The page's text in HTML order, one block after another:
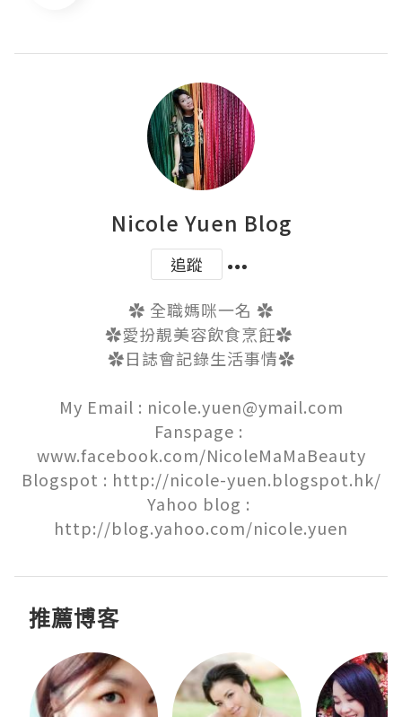
Nicole Yuen Blog
追蹤
✿ 全職媽咪一名 ✿
✿愛扮靚美容飲食烹飪✿
✿日誌會記錄生活事情✿
My Email : nicole.yuen@ymail.com
Fanspage :
www.facebook.com/NicoleMaMaBeauty
Blogspot : http://nicole-yuen.blogspot.hk/
Yahoo blog :
http://blog.yahoo.com/nicole.yuen
推薦博客